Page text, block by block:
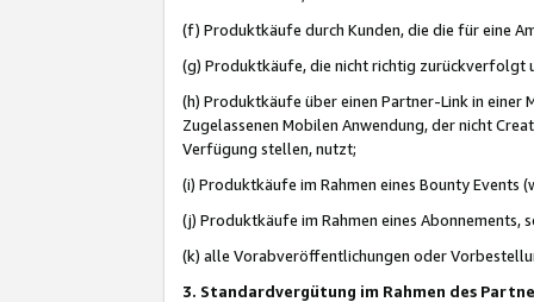
(f) Produktkäufe durch Kunden, die die für eine
(g) Produktkäufe, die nicht richtig zurückverfolgt
(h) Produktkäufe über einen Partner-Link in einer
Zugelassenen Mobilen Anwendung, der nicht
Verfügung stellen, nutzt;
(i) Produktkäufe im Rahmen eines Bounty
(j) Produktkäufe im Rahmen eines
(k) alle Vorabveröffentlichungen oder
3. Standardvergütung im Rahmen des